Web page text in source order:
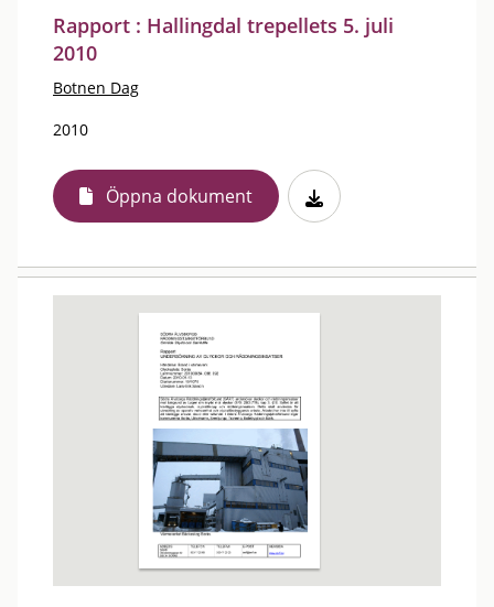
Rapport : Hallingdal trepellets 5. juli
2010
Botnen Dag
2010
Öppna dokument